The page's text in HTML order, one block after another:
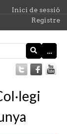
Inici de sessió
Registre
…